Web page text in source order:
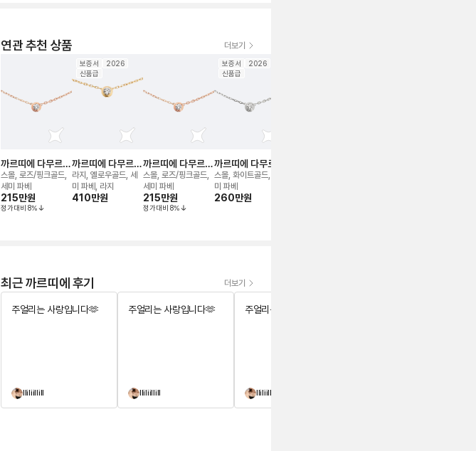
연관 추천 상품 더보기
까르띠에 다무르
네크리스
스몰, 로즈/핑크골드,
세미 파베
215만원
정가대비 8%
보증서
2026
신품급
까르띠에 다무르
네크리스
라지, 옐로우골드, 세
미 파베, 라지
410만원
까르띠에 다무르
네크리스
스몰, 로즈/핑크골드,
세미 파베
215만원
정가대비 8%
보증서
2026
신품급
까르띠에 다무르
네크리스
스몰, 화이트골드, 세
미 파베
260만원
최근 까르띠에 후기 더보기
주얼리는 사랑입니다🫶
lliliillill
주얼리는 사랑입니다🫶
lliliillill
주얼리는 사랑입니다🫶
lliliillill